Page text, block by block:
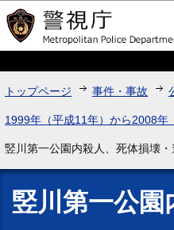
このページ
トップページ 事件・事故
1999年（平成11年）から2008年
竪川第一公園内殺人、死体損壊
竪川第一公園